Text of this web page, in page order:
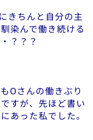
きちんと自分の主
染んで働き続ける
？？？
Oさんの働きぶり
すが、先ほど書い
あった私でした。